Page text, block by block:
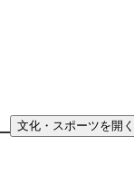
文化・スポーツを開く